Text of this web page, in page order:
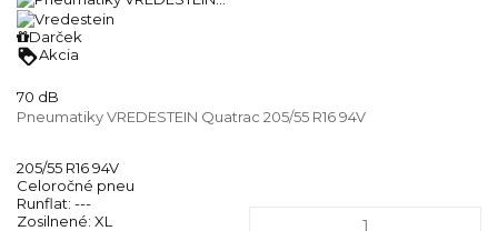
Darček
loyaltyAkcia
70 dB
Pneumatiky VREDESTEIN Quatrac 205/55 R16 94V
205/55 R16 94V
Celoročné pneu
Runflat: ---
Zosilnené: XL